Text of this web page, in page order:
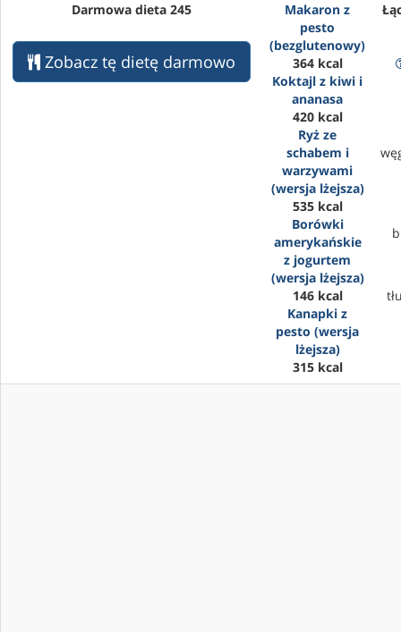
Darmowa dieta 245
Zobacz tę dietę darmowo
Makaron z
pesto
(bezglutenowy)
364 kcal
Koktajl z kiwi i
ananasa
420 kcal
Ryż ze
schabem i
warzywami
(wersja lżejsza)
535 kcal
Borówki
amerykańskie
z jogurtem
(wersja lżejsza)
146 kcal
Kanapki z
pesto (wersja
lżejsza)
315 kcal